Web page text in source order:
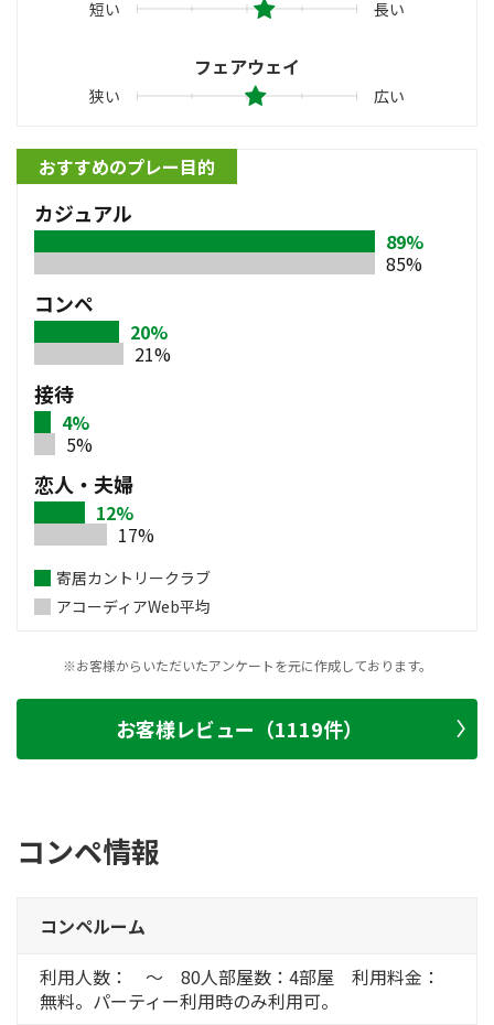
短い 長い
フェアウェイ
狭い 広い
おすすめのプレー目的
カジュアル
89%
85%
コンペ
20%
21%
接待
4%
5%
恋人・夫婦
12%
17%
寄居カントリークラブ
アコーディアWeb平均
※お客様からいただいたアンケートを元に作成しております。
お客様レビュー（1119件）
コンペ情報
コンペルーム
利用人数： ～ 80人部屋数：4部屋 利用料金：
無料。パーティー利用時のみ利用可。